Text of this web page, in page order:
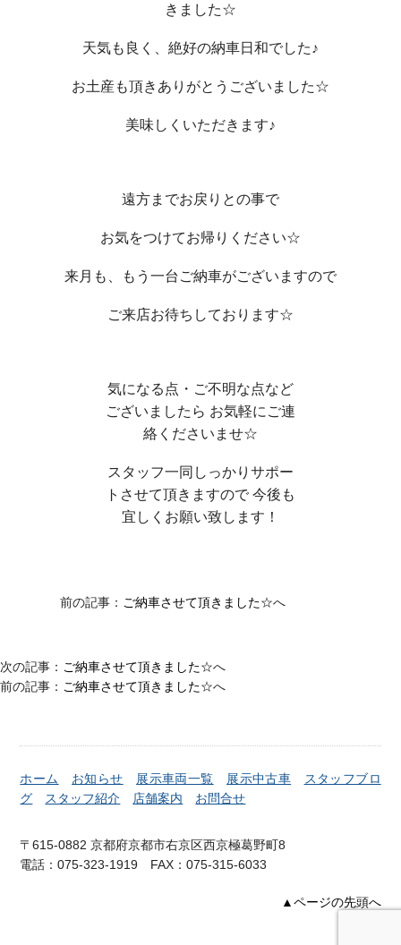
きました☆
天気も良く、絶好の納車日和でした♪
お土産も頂きありがとうございました☆
美味しくいただきます♪
遠方までお戻りとの事で
お気をつけてお帰りください☆
来月も、もう一台ご納車がございますので
ご来店お待ちしております☆
気になる点・ご不明な点など
ございましたら お気軽にご連
絡くださいませ☆
スタッフ一同しっかりサポー
トさせて頂きますので 今後も
宜しくお願い致します！
前の記事： ご納車させて頂きました☆へ
次の記事： ご納車させて頂きました☆へ
前の記事： ご納車させて頂きました☆へ
ホーム お知らせ 展示車両一覧 展示中古車
スタッフブロ
グ
スタッフ紹介 店舗案内 お問合せ
〒615-0882 京都府京都市右京区西京極葛野町8
電話：075-323-1919 FAX：075-315-6033
▲ページの先頭へ